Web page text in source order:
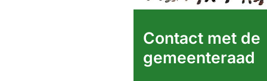
Contact met de
gemeenteraad